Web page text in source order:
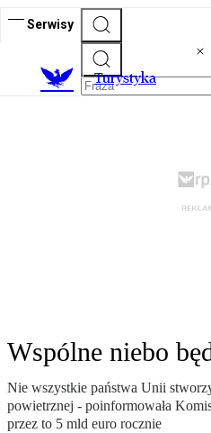
Serwisy
Turystyka
Wspólne niebo
Nie wszystkie państwa Unii
powietrznej - poinformowała
przez to 5 mld euro rocznie